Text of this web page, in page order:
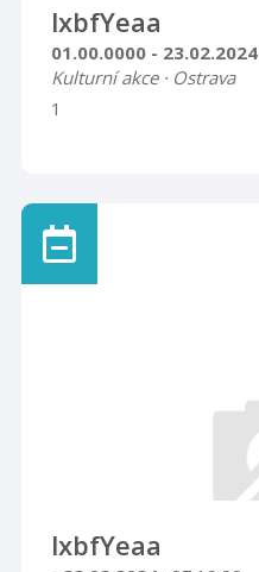
lxbfYeaa
01.00.0000 - 23.02.2024
Kulturní akce · Ostrava
1
lxbfYeaa